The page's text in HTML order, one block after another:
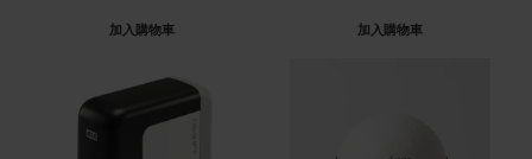
加入購物車 加入購物車